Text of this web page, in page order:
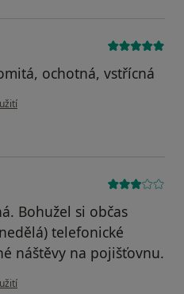
ochotná, vstřícná
koubů hory
Bohužel si občas
telefonické
náštěvy na pojišťovnu.
Veronika